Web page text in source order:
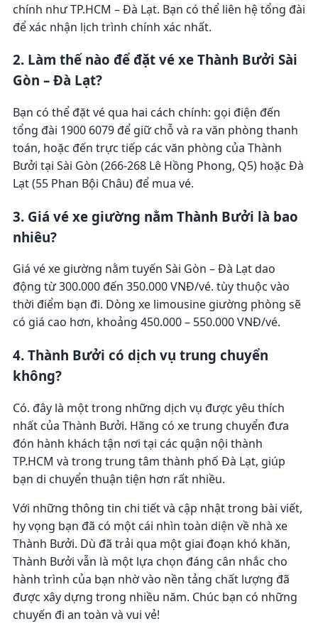
chính như TP.HCM – Đà Lạt. Bạn có thể liên hệ tổng đài
để xác nhận lịch trình chính xác nhất.
2. Làm thế nào để đặt vé xe Thành Bưởi Sài
Gòn – Đà Lạt?
Bạn có thể đặt vé qua hai cách chính: gọi điện đến
tổng đài 1900 6079 để giữ chỗ và ra văn phòng thanh
toán, hoặc đến trực tiếp các văn phòng của Thành
Bưởi tại Sài Gòn (266-268 Lê Hồng Phong, Q5) hoặc Đà
Lạt (55 Phan Bội Châu) để mua vé.
3. Giá vé xe giường nằm Thành Bưởi là bao
nhiêu?
Giá vé xe giường nằm tuyến Sài Gòn – Đà Lạt dao
động từ 300.000 đến 350.000 VNĐ/vé. tùy thuộc vào
thời điểm bạn đi. Dòng xe limousine giường phòng sẽ
có giá cao hơn, khoảng 450.000 – 550.000 VNĐ/vé.
4. Thành Bưởi có dịch vụ trung chuyển
không?
Có. đây là một trong những dịch vụ được yêu thích
nhất của Thành Bưởi. Hãng có xe trung chuyển đưa
đón hành khách tận nơi tại các quận nội thành
TP.HCM và trong trung tâm thành phố Đà Lạt, giúp
bạn di chuyển thuận tiện hơn rất nhiều.
Với những thông tin chi tiết và cập nhật trong bài viết,
hy vọng bạn đã có một cái nhìn toàn diện về nhà xe
Thành Bưởi. Dù đã trải qua một giai đoạn khó khăn,
Thành Bưởi vẫn là một lựa chọn đáng cân nhắc cho
hành trình của bạn nhờ vào nền tảng chất lượng đã
được xây dựng trong nhiều năm. Chúc bạn có những
chuyến đi an toàn và vui vẻ!